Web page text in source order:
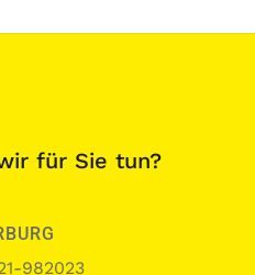
für Sie tun?
982023